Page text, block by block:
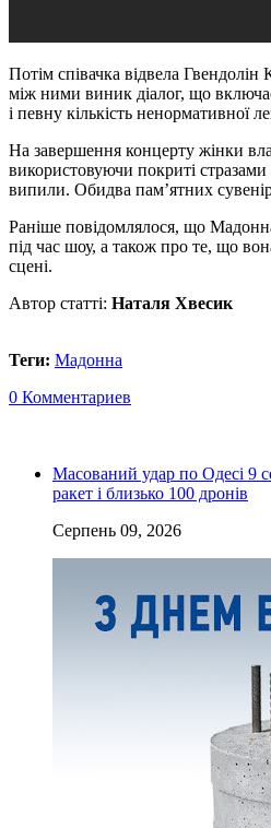
Потім співачка відвела Гвендолін
між ними виник діалог, що
і певну кількість ненормативної
На завершення концерту жінки
використовуючи покриті
випили. Обидва пам’ятних
Раніше повідомлялося, що
під час шоу, а також про те, що
сцені.
Автор статті: Наталя Хвесик
Теги: Мадонна
0 Комментариев
Масований удар по Одесі 9
ракет і близько 100 дронів
Серпень 09, 2026